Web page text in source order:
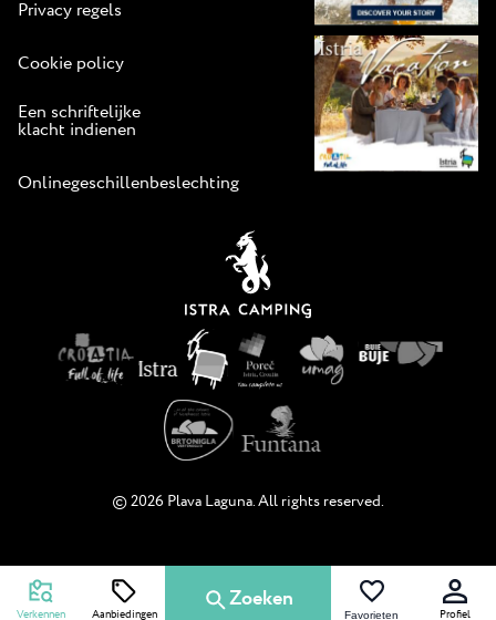
Privacy regels
Cookie policy
Een schriftelijke
klacht indienen
Onlinegeschillenbeslechting
© 2026 Plava Laguna. All rights reserved.
Verkennen Aanbiedingen
Zoeken
Favorieten Profiel